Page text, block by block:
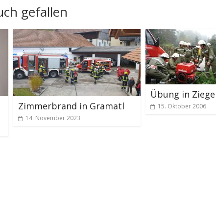
gefallen
Zimmerbrand in Gramatl
14. November 2023
Übung in
15. Oktober 2006